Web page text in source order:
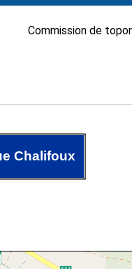
Commission de
Chalifoux